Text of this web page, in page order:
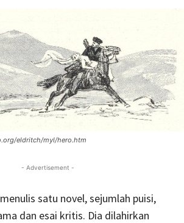
eldritch/myl/hero.htm
- Advertisement -
satu novel, sejumlah puisi,
dan esai kritis. Dia dilahirkan